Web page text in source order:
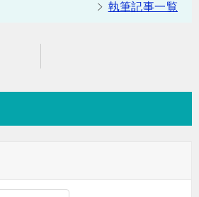
執筆記事一覧